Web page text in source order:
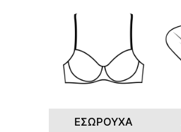
ΕΣΩΡΟΥΧΑ